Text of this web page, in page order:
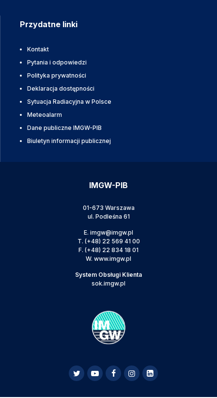
Przydatne linki
Kontakt
Pytania i odpowiedzi
Polityka prywatności
Deklaracja dostępności
Sytuacja Radiacyjna w Polsce
Meteoalarm
Dane publiczne IMGW-PIB
Biuletyn informacji publicznej
IMGW-PIB
01-673 Warszawa
ul. Podleśna 61
E. imgw@imgw.pl
T. (+48) 22 569 41 00
F. (+48) 22 834 18 01
W. www.imgw.pl
System Obsługi Klienta
sok.imgw.pl